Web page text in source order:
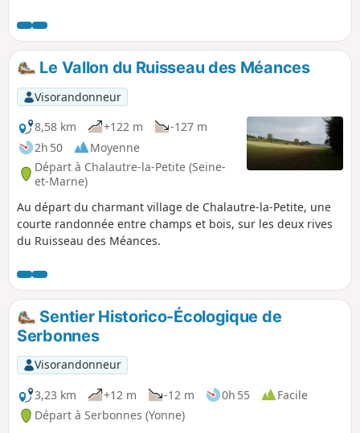
difficulté particulière et points d'eau dans les villages.
Le Vallon du Ruisseau des Méances
Visorandonneur
8,58 km
+122 m
-127 m
2h 50
Moyenne
Départ à Chalautre-la-Petite (Seine-
et-Marne)
Au départ du charmant village de Chalautre-la-Petite, une
courte randonnée entre champs et bois, sur les deux rives
du Ruisseau des Méances.
Sentier Historico-Écologique de
Serbonnes
Visorandonneur
3,23 km
+12 m -12 m 0h 55
Facile
Départ à Serbonnes (Yonne)